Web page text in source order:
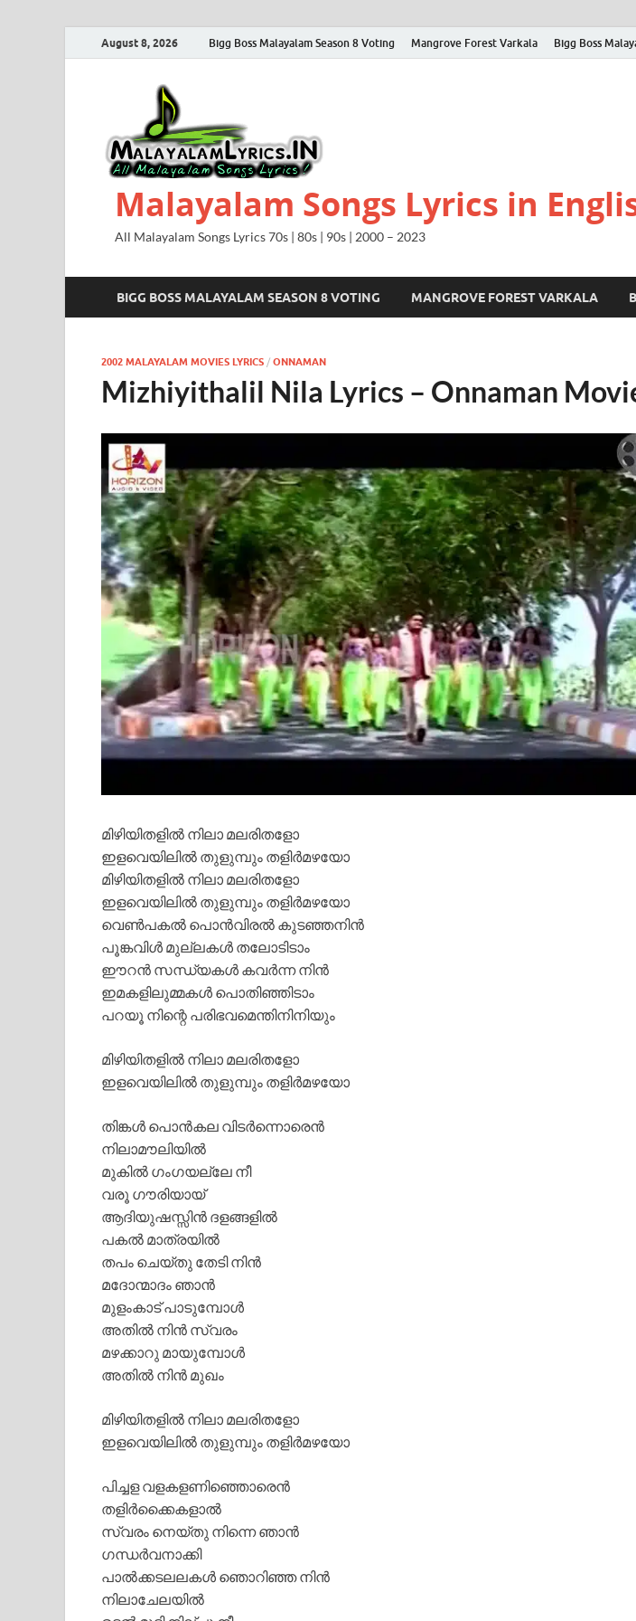
August 8, 2026 Bigg Boss Malayalam Season 8 Voting Mangrove Forest Varkala Bigg Boss
Malayalam Songs Lyrics in
All Malayalam Songs Lyrics 70s | 80s | 90s | 2000 – 2023
BIGG BOSS MALAYALAM SEASON 8 VOTING MANGROVE FOREST VARKALA
2002 MALAYALAM MOVIES LYRICS / ONNAMAN
Mizhiyithalil Nila Lyrics – Onnaman
മിഴിയിതളിൽ നിലാ മലരിതളോ
ഇളവെയിലിൽ തുളുമ്പും തളിർമഴയോ
മിഴിയിതളിൽ നിലാ മലരിതളോ
ഇളവെയിലിൽ തുളുമ്പും തളിർമഴയോ
വെൺപകൽ പൊൻവിരൽ കുടഞ്ഞനിൻ
പൂങ്കവിൾ മുല്ലകൾ തലോടിടാം
ഈറൻ സന്ധ്യകൾ കവർന്ന നിൻ
ഇമകളിലുമ്മകൾ പൊതിഞ്ഞിടാം
പറയൂ നിന്റെ പരിഭവമെന്തിനിനിയും
മിഴിയിതളിൽ നിലാ മലരിതളോ
ഇളവെയിലിൽ തുളുമ്പും തളിർമഴയോ
തിങ്കൾ പൊൻകല വിടർന്നൊരെൻ
നിലാമൗലിയിൽ
മുകിൽ ഗംഗയല്ലേ നീ
വരൂ ഗൗരിയായ്
ആദിയുഷസ്സിൻ ദളങ്ങളിൽ
പകൽ മാത്രയിൽ
തപം ചെയ്തു തേടി നിൻ
മദോന്മാദം ഞാൻ
മുളംകാട് പാടുമ്പോൾ
അതിൽ നിൻ സ്വരം
മഴക്കാറു മായുമ്പോൾ
അതിൽ നിൻ മുഖം
മിഴിയിതളിൽ നിലാ മലരിതളോ
ഇളവെയിലിൽ തുളുമ്പും തളിർമഴയോ
പിച്ചള വളകളണിഞ്ഞൊരെൻ
തളിർക്കൈകളാൽ
സ്വരം നെയ്തു നിന്നെ ഞാൻ
ഗന്ധർവനാക്കി
പാൽക്കടലലകൾ ഞൊറിഞ്ഞ നിൻ
നിലാചേലയിൽ